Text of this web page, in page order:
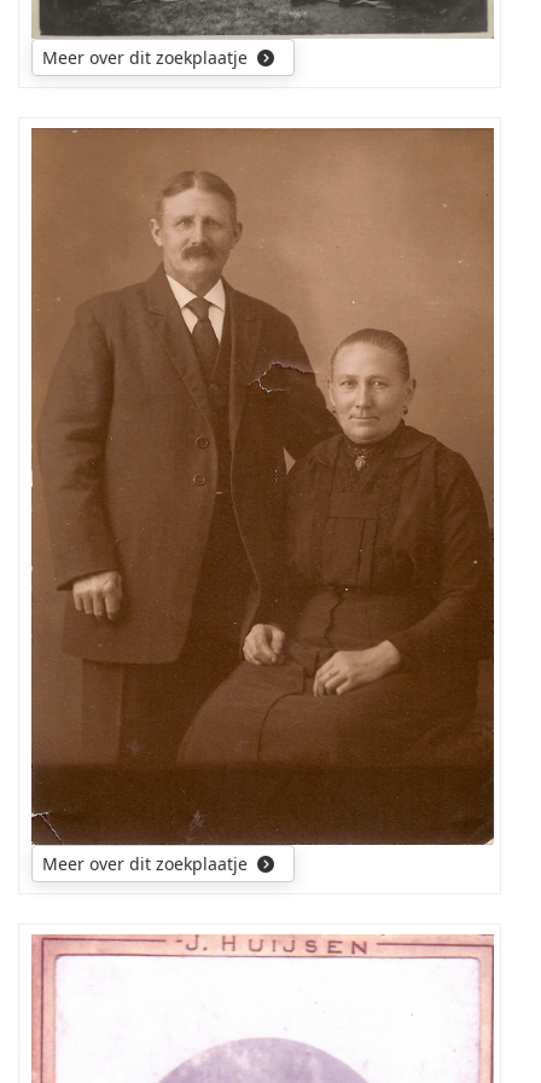
Meer over dit zoekplaatje
Meer over dit zoekplaatje
Heeft
iemand
eerder